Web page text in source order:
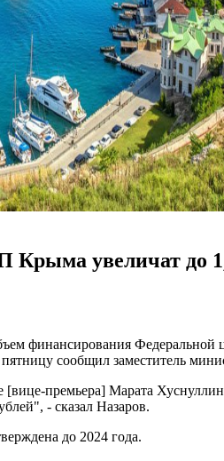
увеличат до
финансирования Федеральной
сообщил заместитель
[вице-премьера] Марата
- сказал Назаров.
до 2024 года.